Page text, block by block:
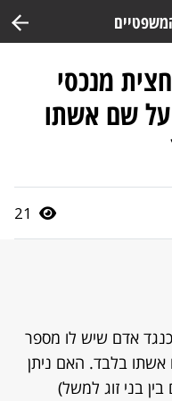
מנכסי
על שם אשתו
21
אדם שיש לו מספר
אשתו בלבד. האם ניתן
בני זוג למשל)